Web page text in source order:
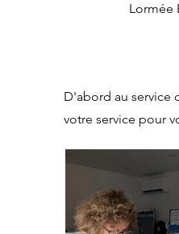
Lormée
D'abord au service
votre service pour